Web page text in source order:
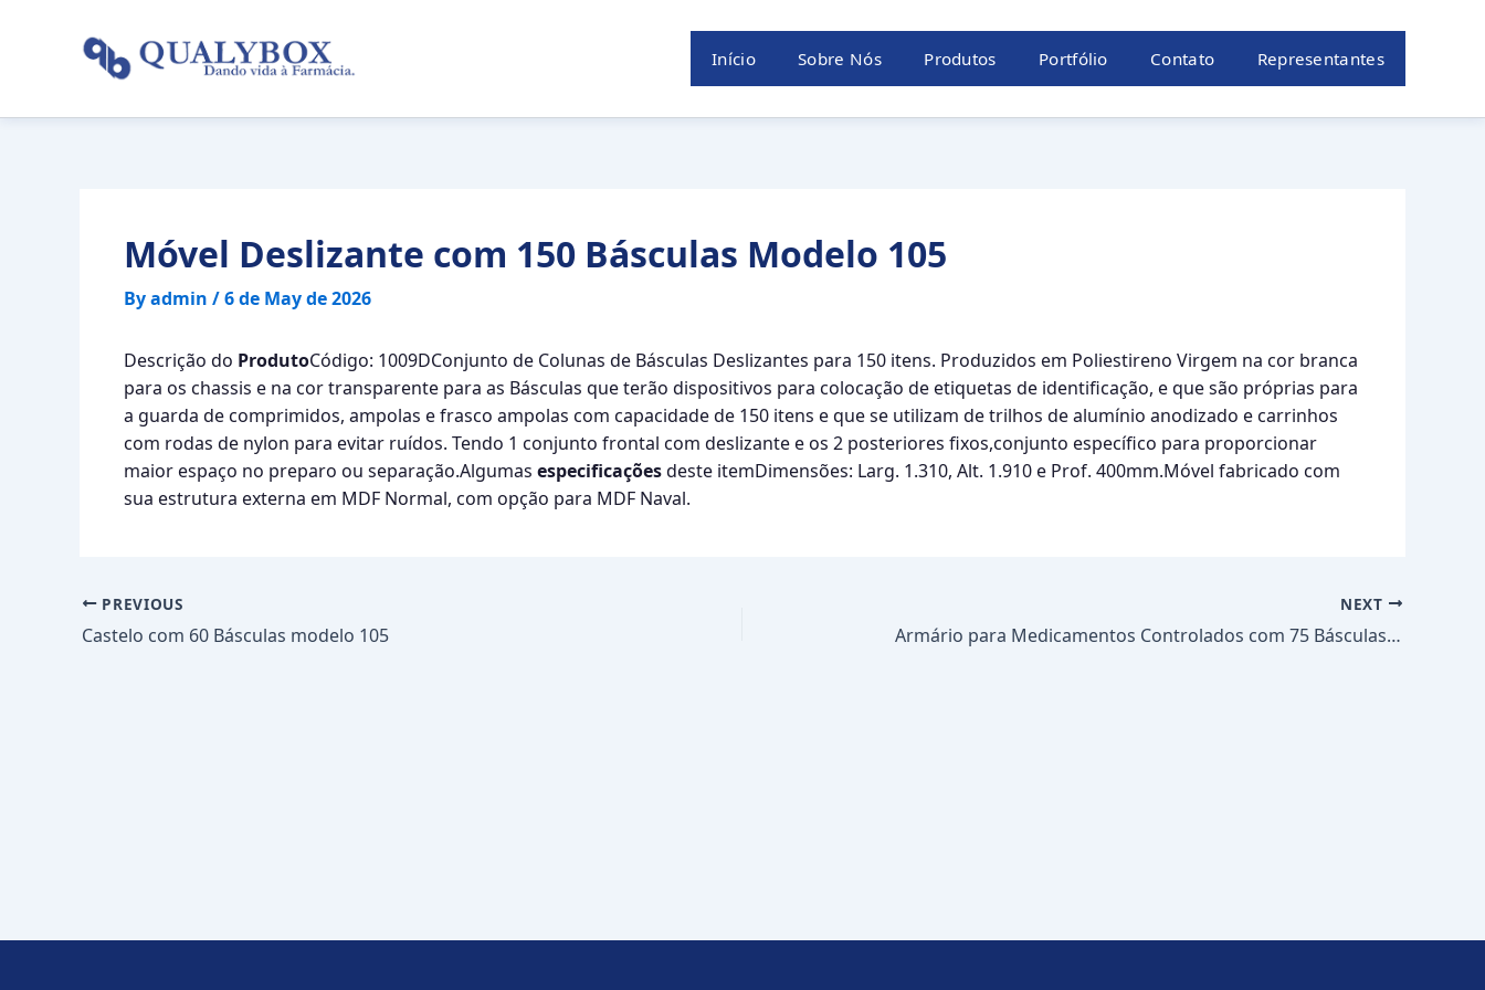
Início Sobre Nós Produtos Portfólio Contato Representantes
Móvel Deslizante com 150 Básculas Modelo 105
Byadmin /6 de May de 2026
Descrição do ProdutoCódigo: 1009DConjunto de Colunas de Básculas Deslizantes para 150 itens. Produzidos em Poliestireno Virgem na cor branca
para os chassis e na cor transparente para as Básculas que terão dispositivos para colocação de etiquetas de identificação, e que são próprias para
a guarda de comprimidos, ampolas e frasco ampolas com capacidade de 150 itens e que se utilizam de trilhos de alumínio anodizado e carrinhos
com rodas de nylon para evitar ruídos. Tendo 1 conjunto frontal com deslizante e os 2 posteriores fixos,conjunto específico para proporcionar
maior espaço no preparo ou separação.Algumas especificaçõesdeste itemDimensões: Larg. 1.310, Alt. 1.910 e Prof. 400mm.Móvel fabricado com
sua estrutura externa em MDF Normal, com opção para MDF Naval.
PREVIOUS
Castelo com 60 Básculas modelo 105
NEXT
Armário para Medicamentos Controlados com 75 Básculas deslizantes modelo 105 com Prateleiras na parte inferior do móvel com portas e chaves